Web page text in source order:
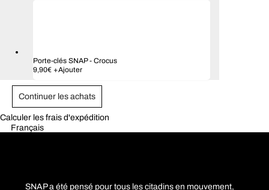
choisies
page
du
produit
Porte-clés SNAP- Crocus
9,90€ +Ajouter
Continuer les achats
Calculer les frais d'expédition
Français
SNAP a été pensé pour tous les citadins en mouvement,